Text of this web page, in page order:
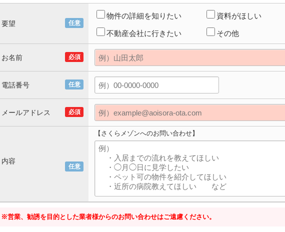
任意
要望
物件の詳細を知りたい 資料がほしい
不動産会社に行きたい その他
必須
お名前
任意
電話番号
必須
メールアドレス
任意
内容
【さくらメゾンへのお問い合わせ】
※営業、勧誘を目的とした業者様からのお問い合わせはご遠慮ください。